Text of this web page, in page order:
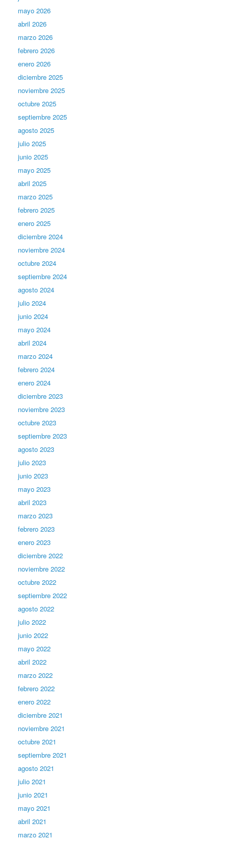
mayo 2026
abril 2026
marzo 2026
febrero 2026
enero 2026
diciembre 2025
noviembre 2025
octubre 2025
septiembre 2025
agosto 2025
julio 2025
junio 2025
mayo 2025
abril 2025
marzo 2025
febrero 2025
enero 2025
diciembre 2024
noviembre 2024
octubre 2024
septiembre 2024
agosto 2024
julio 2024
junio 2024
mayo 2024
abril 2024
marzo 2024
febrero 2024
enero 2024
diciembre 2023
noviembre 2023
octubre 2023
septiembre 2023
agosto 2023
julio 2023
junio 2023
mayo 2023
abril 2023
marzo 2023
febrero 2023
enero 2023
diciembre 2022
noviembre 2022
octubre 2022
septiembre 2022
agosto 2022
julio 2022
junio 2022
mayo 2022
abril 2022
marzo 2022
febrero 2022
enero 2022
diciembre 2021
noviembre 2021
octubre 2021
septiembre 2021
agosto 2021
julio 2021
junio 2021
mayo 2021
abril 2021
marzo 2021